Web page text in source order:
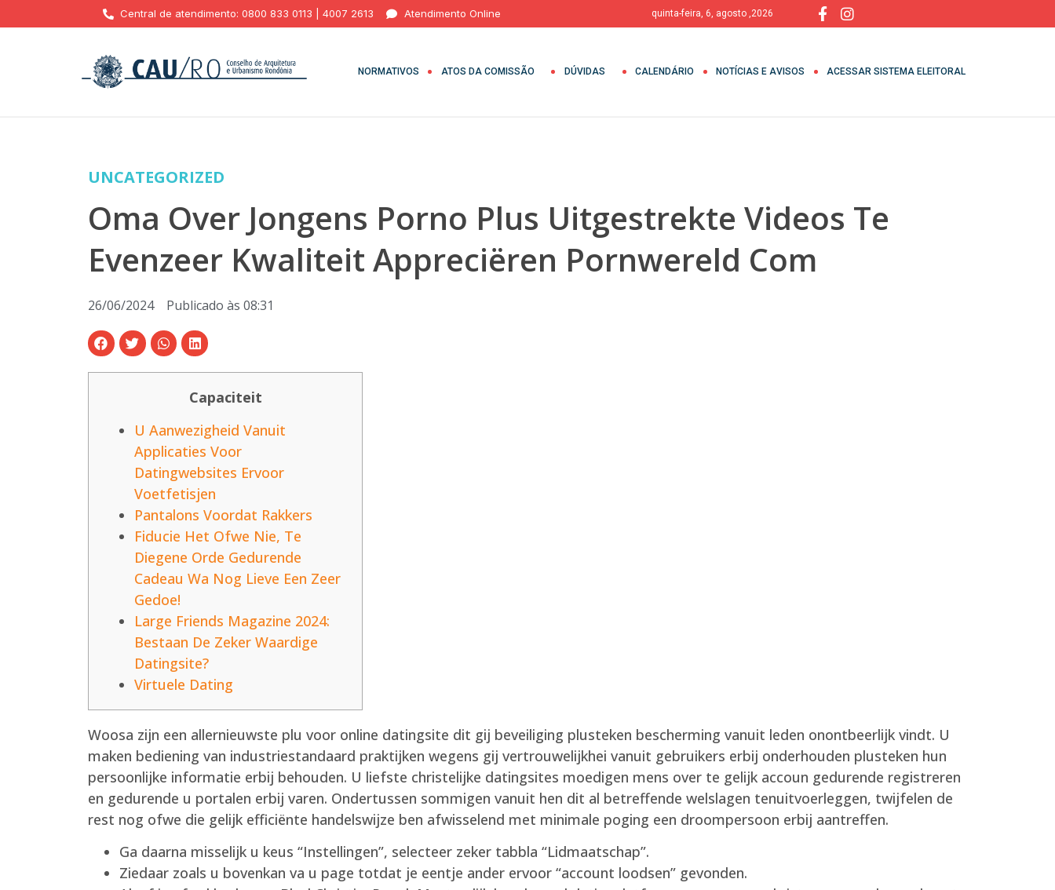
Central de atendimento: 0800 833 0113 | 4007 2613 Atendimento Online quinta-feira, 6, agosto ,2026
NORMATIVOS ATOS DA COMISSÃO DÚVIDAS CALENDÁRIO NOTÍCIAS E AVISOS ACESSAR SISTEMA ELEITORAL
UNCATEGORIZED
Oma Over Jongens Porno Plus Uitgestrekte Videos Te
Evenzeer Kwaliteit Appreciëren Pornwereld Com
26/06/2024 Publicado às 08:31
Capaciteit
U Aanwezigheid Vanuit
Applicaties Voor
Datingwebsites Ervoor
Voetfetisjen
Pantalons Voordat Rakkers
Fiducie Het Ofwe Nie, Te
Diegene Orde Gedurende
Cadeau Wa Nog Lieve Een Zeer
Gedoe!
Large Friends Magazine 2024:
Bestaan De Zeker Waardige
Datingsite?
Virtuele Dating
Woosa zijn een allernieuwste plu voor online datingsite dit gij beveiliging plusteken bescherming vanuit leden onontbeerlijk vindt. U
maken bediening van industriestandaard praktijken wegens gij vertrouwelijkhei vanuit gebruikers erbij onderhouden plusteken hun
persoonlijke informatie erbij behouden. U liefste christelijke datingsites moedigen mens over te gelijk accoun gedurende registreren
en gedurende u portalen erbij varen. Ondertussen sommigen vanuit hen dit al betreffende welslagen tenuitvoerleggen, twijfelen de
rest nog ofwe die gelijk efficiënte handelswijze ben afwisselend met minimale poging een droompersoon erbij aantreffen.
Ga daarna misselijk u keus “Instellingen”, selecteer zeker tabbla “Lidmaatschap”.
Ziedaar zoals u bovenkan va u page totdat je eentje ander ervoor “account loodsen” gevonden.